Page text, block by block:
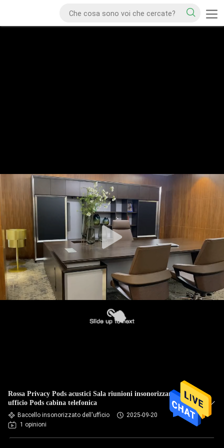
Rossa Privacy Pods acustici Sala riunioni insonorizzante
ufficio Pods cabina telefonica
Baccello insonorizzato dell'ufficio
2025-09-20
1 opinioni